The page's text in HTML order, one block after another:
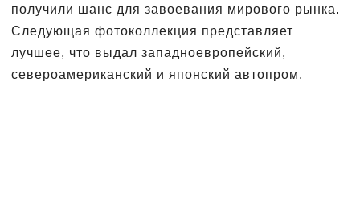
получили шанс для завоевания мирового рынка.
Следующая фотоколлекция представляет
лучшее, что выдал западноевропейский,
североамериканский и японский автопром.